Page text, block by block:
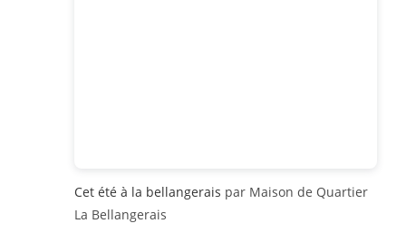
Cet été à la bellangerais par Maison de Quartier
La Bellangerais